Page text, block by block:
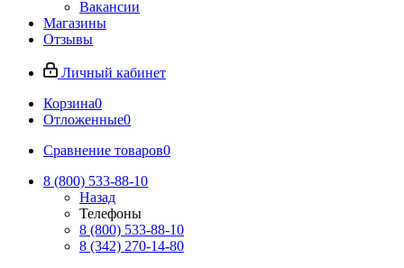
Вакансии
Магазины
Отзывы
Личный кабинет
Корзина0
Отложенные0
Сравнение товаров0
8 (800) 533-88-10
Назад
Телефоны
8 (800) 533-88-10
8 (342) 270-14-80